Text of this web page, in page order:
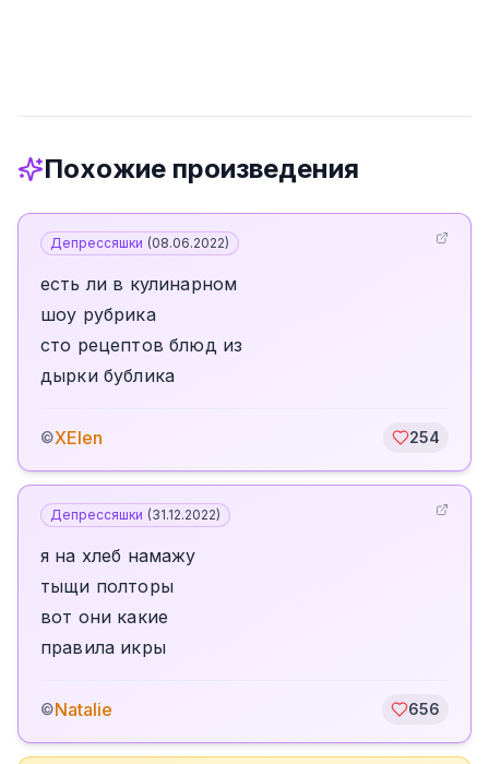
Похожие произведения
Депрессяшки (08.06.2022)
есть ли в кулинарном
шоу рубрика
сто рецептов блюд из
дырки бублика
©XElen 254
Депрессяшки (31.12.2022)
я на хлеб намажу
тыщи полторы
вот они какие
правила икры
©Natalie 656